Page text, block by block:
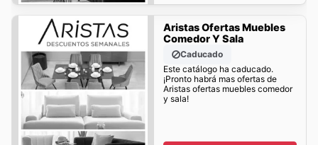
Aristas Ofertas Muebles
Comedor Y Sala
Caducado
Este catálogo ha caducado.
¡Pronto habrá mas ofertas de
Aristas ofertas muebles comedor
y sala!